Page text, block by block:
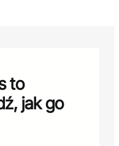
to
jak go